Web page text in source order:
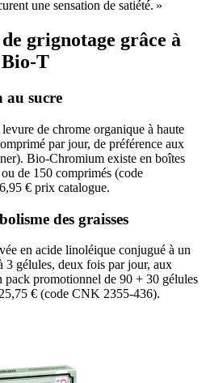
une sensation de satiété. »
grignotage grâce à
T
au sucre
de chrome organique à haute
par jour, de préférence aux
Bio-Chromium existe en boîtes
de 150 comprimés (code
€ prix catalogue.
des graisses
en acide linoléique conjugué à un
3 gélules, deux fois par jour, aux
pack promotionnel de 90 + 30 gélules
€ (code CNK 2355-436).